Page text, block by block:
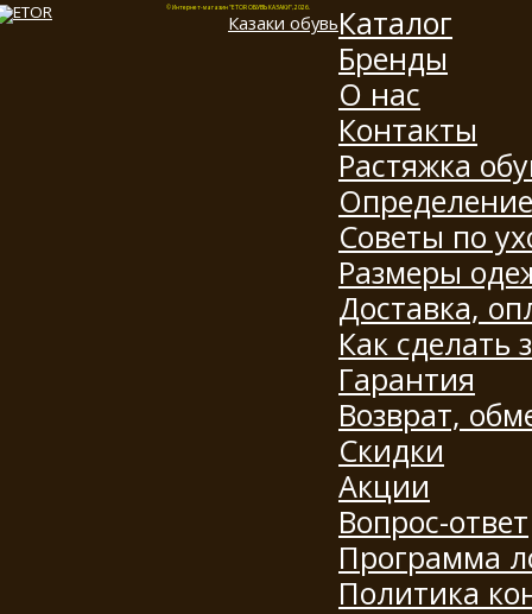
© Интернет-магазин "ETOR ОБУВЬ КАЗАКИ", 2026.
Казаки обувьКаталог
Бренды
О нас
Контакты
Растяжка
Советы по
Размеры
Доставка,
Как сделать
Гарантия
Возврат,
Скидки
Акции
Вопрос-ответ
Программа
Политика